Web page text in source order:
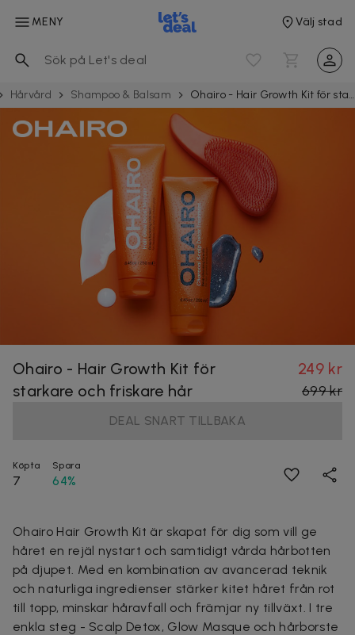
MENY Välj stad
Hårvård Shampoo & Balsam Ohairo - Hair Growth Kit för starkare och friskare hår
Ohairo - Hair Growth Kit för
starkare och friskare hår
249 kr
699 kr
DEAL SNART TILLBAKA
Köpta
7
Spara
64%
Ohairo Hair Growth Kit är skapat för dig som vill ge
håret en rejäl nystart och samtidigt vårda hårbotten
på djupet. Med en kombination av avancerad teknik
och naturliga ingredienser stärker kitet håret från rot
till topp, minskar håravfall och främjar ny tillväxt. I tre
enkla steg - Scalp Detox, Glow Masque och hårborste